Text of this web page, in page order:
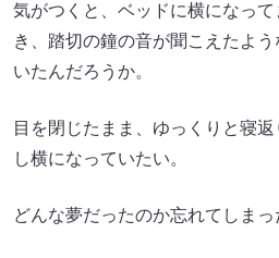
気がつくと、ベッドに横になっ
き、踏切の鐘の音が聞こえたよ
いたんだろうか。
目を閉じたまま、ゆっくりと寝
し横になっていたい。
どんな夢だったのか忘れてしまっ